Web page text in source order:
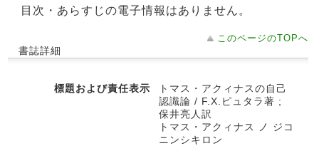
目次・あらすじの電子情報はありません。
このページのTOPへ
書誌詳細
標題および責任表示
トマス・アクィナスの自己
認識論 / F.X.ピュタラ著 ;
保井亮人訳
トマス・アクィナス ノ ジコ
ニンシキロン